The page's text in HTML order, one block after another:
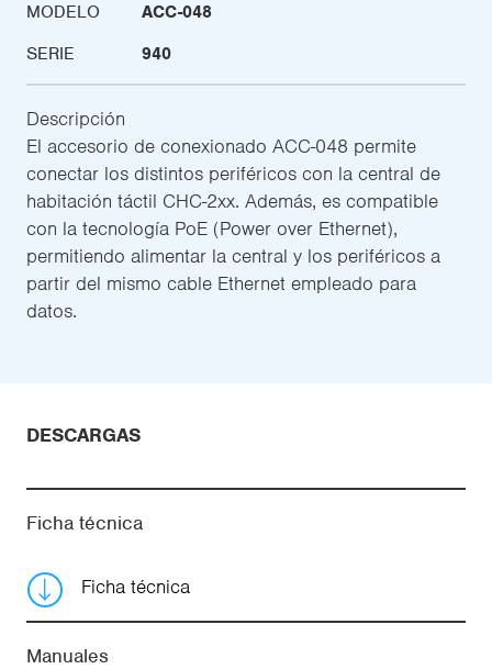
MODELO
ACC-048
SERIE
940
Descripción
El accesorio de conexionado ACC-048 permite
conectar los distintos periféricos con la central de
habitación táctil CHC-2xx. Además, es compatible
con la tecnología PoE (Power over Ethernet),
permitiendo alimentar la central y los periféricos a
partir del mismo cable Ethernet empleado para
datos.
DESCARGAS
Ficha técnica
Ficha técnica
Manuales